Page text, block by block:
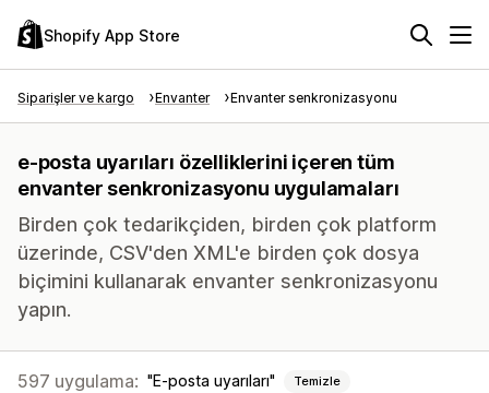
Shopify App Store
Siparişler ve kargo Envanter Envanter senkronizasyonu
e-posta uyarıları özelliklerini içeren tüm
envanter senkronizasyonu uygulamaları
Birden çok tedarikçiden, birden çok platform
üzerinde, CSV'den XML'e birden çok dosya
biçimini kullanarak envanter senkronizasyonu
yapın.
597 uygulama: E-posta uyarıları Temizle